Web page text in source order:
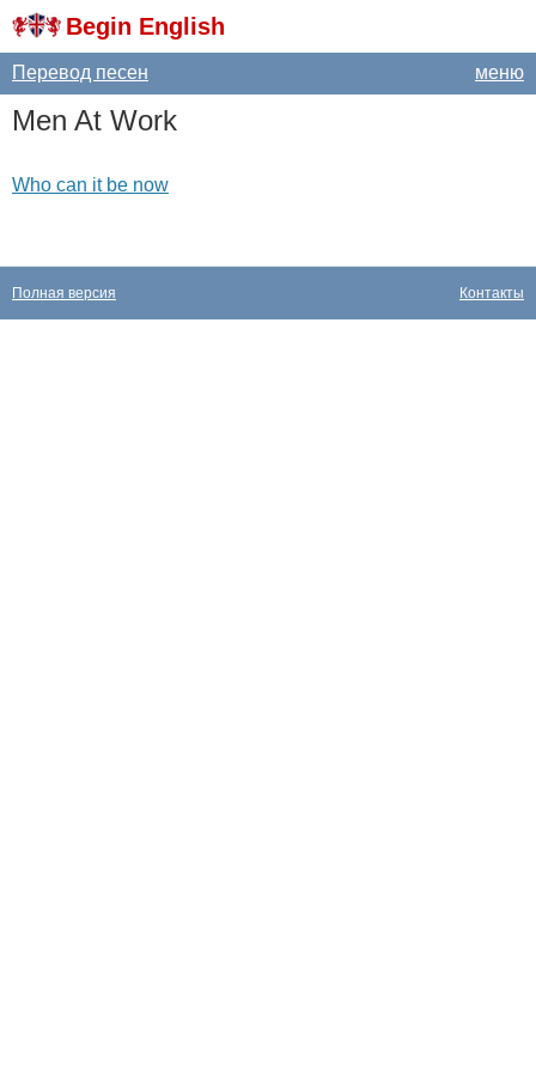
Begin English
меню
Перевод песен
Men At Work
Who can it be now
Контакты
Полная версия